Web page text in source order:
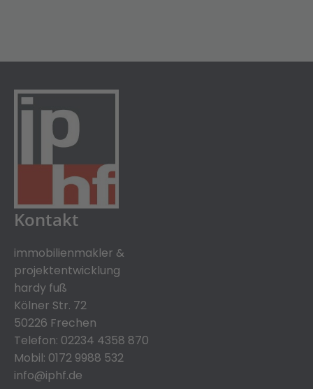
Kontakt
immobilienmakler &
projektentwicklung
hardy fuß
Kölner Str. 72
50226 Frechen
Telefon: 02234 4358 870
Mobil: 0172 9988 532
info@iphf.de